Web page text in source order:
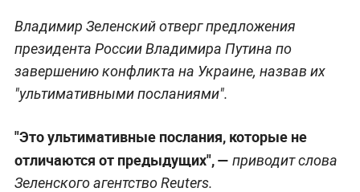
Владимир Зеленский отверг предложения
президента России Владимира Путина по
завершению конфликта на Украине, назвав их
"ультимативными посланиями".
"Это ультимативные послания, которые не
отличаются от предыдущих", — приводит слова
Зеленского агентство Reuters.